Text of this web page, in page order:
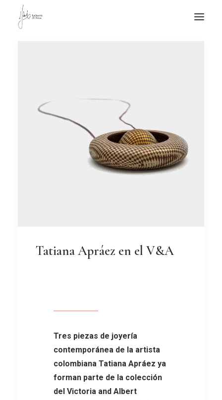
APUNTES
QUIÉN SOY
Tatiana Apráez en el V&A
Tres piezas de joyería
contemporánea de la artista
colombiana Tatiana Apráez ya
forman parte de la colección
del Victoria and Albert